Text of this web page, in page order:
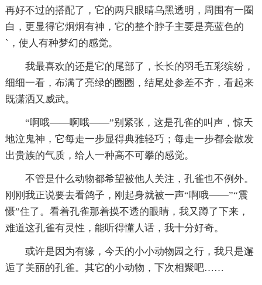
再好不过的搭配了，它的两只眼睛乌黑透明，周围有一圈
白，更显得它炯炯有神，它的整个脖子主要是亮蓝色的
`，使人有种梦幻的感觉。
我最喜欢的还是它的尾部了，长长的羽毛五彩缤纷，
细细一看，布满了亮绿的圈圈，结尾处参差不齐，看起来
既潇洒又威武。
“啊哦——啊哦——”别紧张，这是孔雀的叫声，惊天
地泣鬼神，它每走一步显得典雅轻巧；每走一步都会散发
出贵族的气质，给人一种高不可攀的感觉。
不管是什么动物都希望被他人关注，孔雀也不例外。
刚刚我正说要去看鸽子，刚起身就被一声“啊哦——”“震
慑”住了。看着孔雀那着摸不透的眼睛，我又蹲了下来，
难道这孔雀有灵性，能听得懂人话，我十分好奇。
或许是因为有缘，今天的小小动物园之行，我只是邂
逅了美丽的孔雀。其它的小动物，下次相聚吧……